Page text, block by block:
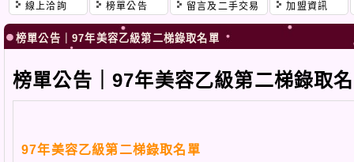
線上洽詢 榜單公告 留言及二手交易 加盟資訊
榜單公告｜97年美容乙級第二梯錄取名單
榜單公告｜97年美容乙級第二梯錄取
97年美容乙級第二梯錄取名單